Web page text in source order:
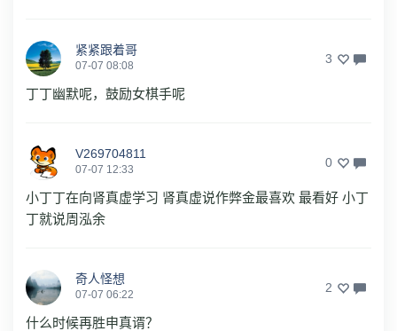
紧紧跟着哥
07-07 08:08 3
丁丁幽默呢，鼓励女棋手呢
V269704811
07-07 12:33 0
小丁丁在向肾真虚学习 肾真虚说作弊金最喜欢 最看好 小丁
丁就说周泓余
奇人怪想
07-07 06:22 2
什么时候再胜申真谞？